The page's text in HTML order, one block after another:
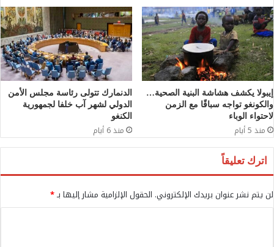
إيبولا يكشف هشاشة البنية الصحية…
والكونغو تواجه سباقًا مع الزمن
لاحتواء الوباء
منذ 5 أيام
الدنمارك تتولى رئاسة مجلس الأمن
الدولي لشهر آب خلفا لجمهورية
الكنغو
منذ 6 أيام
اترك تعليقاً
لن يتم نشر عنوان بريدك الإلكتروني. الحقول الإلزامية مشار إليها بـ*